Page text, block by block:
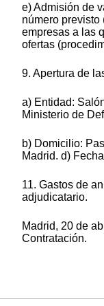
e) Admisión de
número previsto
empresas a las
ofertas
9. Apertura de
a) Entidad:
Ministerio de
b) Domicilio:
Madrid. d)
11. Gastos de
adjudicatario.
Madrid, 20 de
Contratación.